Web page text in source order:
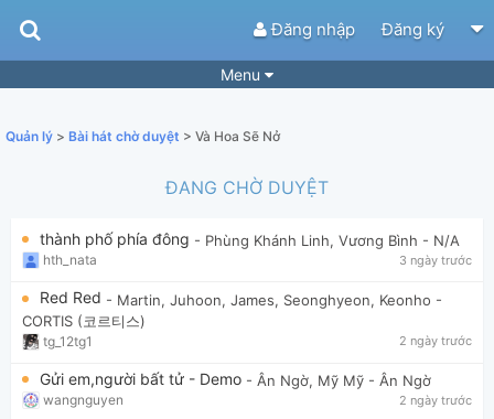
Đăng nhập Đăng ký
Menu
Tìm theo hợp âm Tải ứng dụng
Khóa học
Tắt quảng cáo
Quản lý > Bài hát chờ duyệt > Và Hoa Sẽ Nở
ĐANG CHỜ DUYỆT
thành phố phía đông - Phùng Khánh Linh, Vương Bình - N/A
hth_nata 3 ngày trước
Red Red - Martin, Juhoon, James, Seonghyeon, Keonho -
CORTIS (코르티스)
tg_12tg1 2 ngày trước
Gửi em,người bất tử - Demo - Ân Ngờ, Mỹ Mỹ - Ân Ngờ
wangnguyen 2 ngày trước